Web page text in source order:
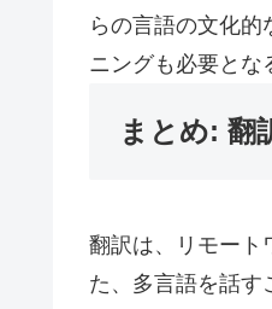
らの言語の文化
ニングも必要とな
まとめ: 翻
翻訳は、リモート
た、多言語を話す